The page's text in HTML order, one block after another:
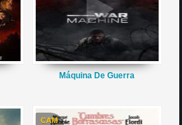
Máquina De Guerra
CAM